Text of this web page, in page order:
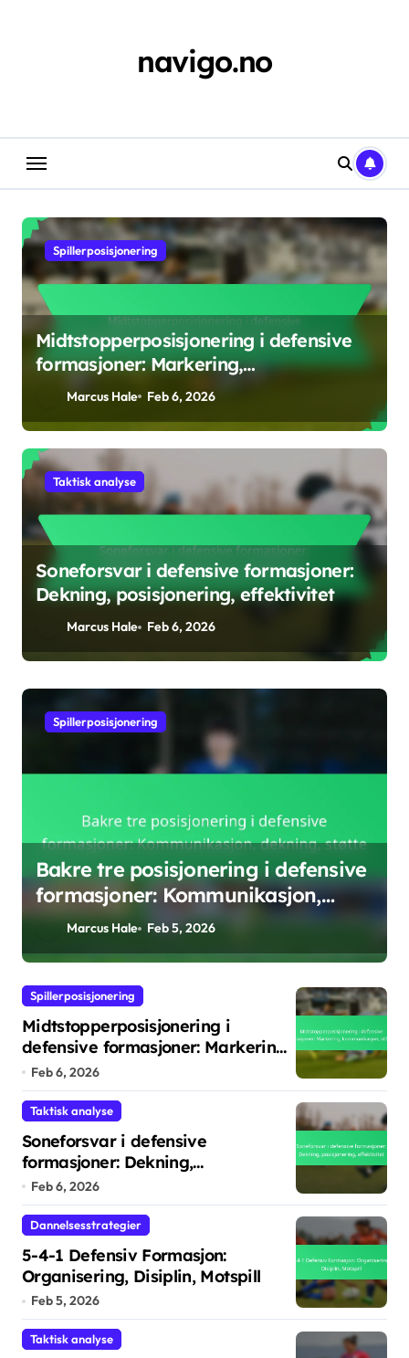
navigo.no
Spillerposisjonering
Midtstopperposisjonering i defensive
formasjoner: Markering,
kommunikasjon, støtte
Marcus Hale Feb 6, 2026
Taktisk analyse
Soneforsvar i defensive formasjoner:
Dekning, posisjonering, effektivitet
Marcus Hale Feb 6, 2026
Spillerposisjonering
Midtstopperposisjonering i
defensive formasjoner: Markering,
kommunikasjon, støtte
Marcus Hale Feb 6, 2026
Spillerposisjonering
Midtstopperposisjonering i
defensive formasjoner: Markering,
kommunikasjon, støtte
Feb 6, 2026
Taktisk analyse
Soneforsvar i defensive
formasjoner: Dekning,
posisjonering, effektivitet
Feb 6, 2026
Dannelsesstrategier
5-4-1 Defensiv Formasjon:
Organisering, Disiplin, Motspill
Feb 5, 2026
Taktisk analyse